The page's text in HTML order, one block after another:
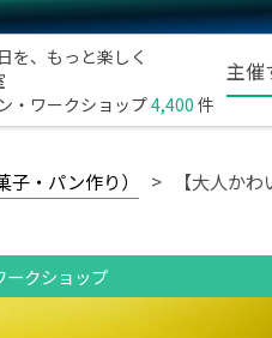
を、もっと楽しく
・ワークショップ4,400 件
主催
・パン作り） 【大人か
ークショップ